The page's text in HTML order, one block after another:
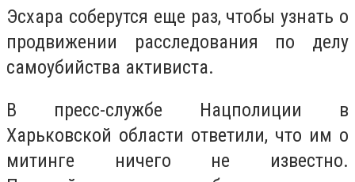
Эсхара соберутся еще раз, чтобы узнать о
продвижении расследования по делу
самоубийства активиста.
В пресс-службе Нацполиции в
Харьковской области ответили, что им о
митинге ничего не известно.